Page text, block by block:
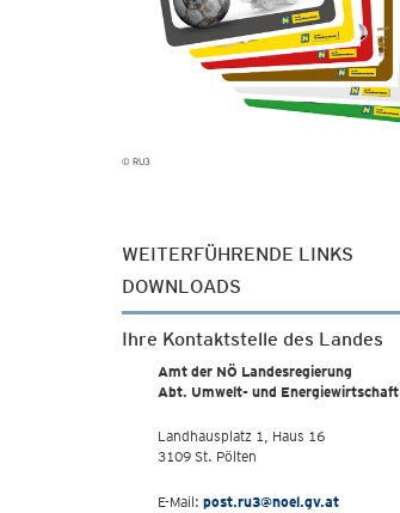
© RU3
WEITERFÜHRENDE LINKS
DOWNLOADS
Ihre Kontaktstelle des Landes
Amt der NÖ Landesregierung
Abt. Umwelt- und Energiewirtschaft
Landhausplatz 1, Haus 16
3109 St. Pölten
E-Mail: post.ru3@noel.gv.at